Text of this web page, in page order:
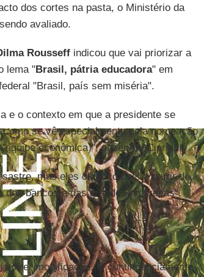
dos cortes na pasta, o Ministério da
avaliado.
Rousseffindicou que vai priorizar a
lema "Brasil, pátria educadora" em
"Brasil, país sem miséria".
e o contexto em que a presidente se
se vê especialmente pela nomeação
econômica)", observou Cipriani.
mas eles olham o país a partir de
dos bancos e das grandes empresas",
modificação. O contingenciamento